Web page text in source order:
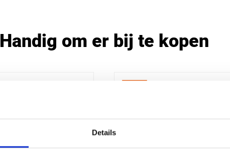
Details
Handig om er bij te kopen